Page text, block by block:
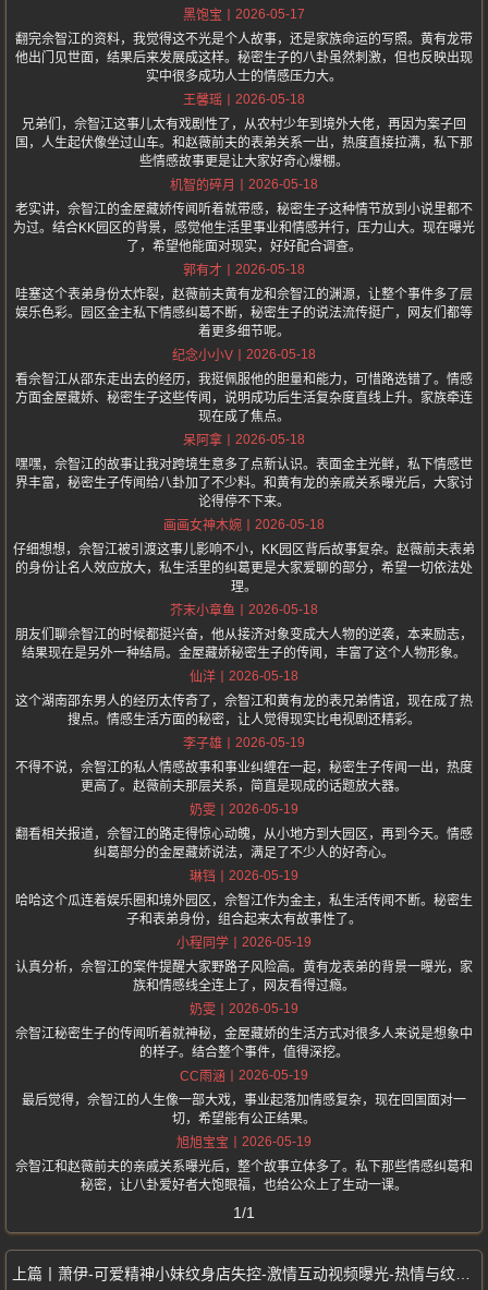
黑饱宝
2026-05-17
翻完佘智江的资料，我觉得这不光是个人故事，还是家族命运的写照。黄有龙带
他出门见世面，结果后来发展成这样。秘密生子的八卦虽然刺激，但也反映出现
实中很多成功人士的情感压力大。
王馨瑶
2026-05-18
兄弟们，佘智江这事儿太有戏剧性了，从农村少年到境外大佬，再因为案子回
国，人生起伏像坐过山车。和赵薇前夫的表弟关系一出，热度直接拉满，私下那
些情感故事更是让大家好奇心爆棚。
机智的碎月
2026-05-18
老实讲，佘智江的金屋藏娇传闻听着就带感，秘密生子这种情节放到小说里都不
为过。结合KK园区的背景，感觉他生活里事业和情感并行，压力山大。现在曝光
了，希望他能面对现实，好好配合调查。
郭有才
2026-05-18
哇塞这个表弟身份太炸裂，赵薇前夫黄有龙和佘智江的渊源，让整个事件多了层
娱乐色彩。园区金主私下情感纠葛不断，秘密生子的说法流传挺广，网友们都等
着更多细节呢。
纪念小小V
2026-05-18
看佘智江从邵东走出去的经历，我挺佩服他的胆量和能力，可惜路选错了。情感
方面金屋藏娇、秘密生子这些传闻，说明成功后生活复杂度直线上升。家族牵连
现在成了焦点。
呆阿拿
2026-05-18
嘿嘿，佘智江的故事让我对跨境生意多了点新认识。表面金主光鲜，私下情感世
界丰富，秘密生子传闻给八卦加了不少料。和黄有龙的亲戚关系曝光后，大家讨
论得停不下来。
画画女神木婉
2026-05-18
仔细想想，佘智江被引渡这事儿影响不小，KK园区背后故事复杂。赵薇前夫表弟
的身份让名人效应放大，私生活里的纠葛更是大家爱聊的部分，希望一切依法处
理。
芥末小章鱼
2026-05-18
朋友们聊佘智江的时候都挺兴奋，他从接济对象变成大人物的逆袭，本来励志，
结果现在是另外一种结局。金屋藏娇秘密生子的传闻，丰富了这个人物形象。
仙洋
2026-05-18
这个湖南邵东男人的经历太传奇了，佘智江和黄有龙的表兄弟情谊，现在成了热
搜点。情感生活方面的秘密，让人觉得现实比电视剧还精彩。
李子雄
2026-05-19
不得不说，佘智江的私人情感故事和事业纠缠在一起，秘密生子传闻一出，热度
更高了。赵薇前夫那层关系，简直是现成的话题放大器。
奶雯
2026-05-19
翻看相关报道，佘智江的路走得惊心动魄，从小地方到大园区，再到今天。情感
纠葛部分的金屋藏娇说法，满足了不少人的好奇心。
琳铛
2026-05-19
哈哈这个瓜连着娱乐圈和境外园区，佘智江作为金主，私生活传闻不断。秘密生
子和表弟身份，组合起来太有故事性了。
小程同学
2026-05-19
认真分析，佘智江的案件提醒大家野路子风险高。黄有龙表弟的背景一曝光，家
族和情感线全连上了，网友看得过瘾。
奶雯
2026-05-19
佘智江秘密生子的传闻听着就神秘，金屋藏娇的生活方式对很多人来说是想象中
的样子。结合整个事件，值得深挖。
CC雨涵
2026-05-19
最后觉得，佘智江的人生像一部大戏，事业起落加情感复杂，现在回国面对一
切，希望能有公正结果。
旭旭宝宝
2026-05-19
佘智江和赵薇前夫的亲戚关系曝光后，整个故事立体多了。私下那些情感纠葛和
秘密，让八卦爱好者大饱眼福，也给公众上了生动一课。
1/1
萧伊-可爱精神小妹纹身店失控-激情互动视频曝光-热情与纹身师亲密接触